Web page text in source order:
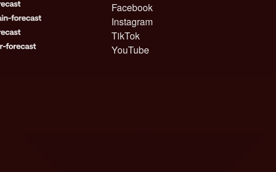
Facebook
Instagram
TikTok
YouTube